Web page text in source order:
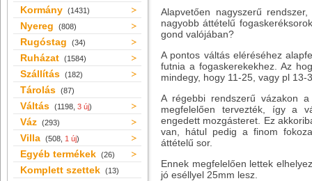
Kormány (1431)
Nyereg (808)
Rugóstag (34)
Ruházat (1584)
Szállítás (182)
Tárolás (87)
Váltás (1198, 3 új)
Váz (293)
Villa (508, 1 új)
Egyéb termékek (26)
Komplett szettek (13)
Alapvetően nagyszerű
nagyobb áttételű
gond valójában?
A pontos váltás eléréséhez
futnia a fogaskerekekhez. Az
mindegy, hogy 11-25, vagy pl
A régebbi rendszerű vázakon
megfelelően tervezték, így a
engedett mozgásteret. Ez
van, hátul pedig a finom
áttételű sor.
Ennek megfelelően lettek
jó eséllyel 25mm lesz.